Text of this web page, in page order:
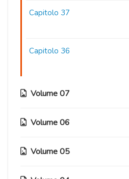
Capitolo 37
Capitolo 36
Volume 07
Capitolo 35.5
Volume 06
Capitolo 30.5
Volume 05